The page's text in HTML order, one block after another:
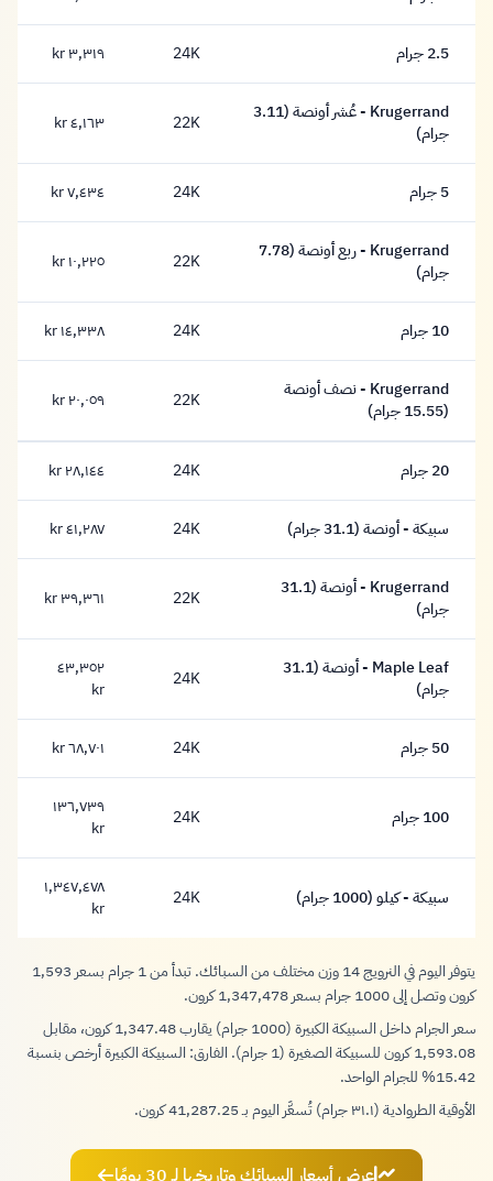
١,٥٩٣ كرون
2.5 جرام 24K ٣,٣١٩ كرون
٣,٣١٩ kr
Krugerrand - عُشر أونصة (3.11
جرام)
22K ٤,١٦٣ كرون
٤,١٦٣ kr
5 جرام 24K ٧,٤٣٤ كرون
٧,٤٣٤ kr
Krugerrand - ربع أونصة (7.78
جرام)
22K ١٠,٢٢٥ كرون
١٠,٢٢٥ kr
10 جرام 24K ١٤,٣٣٨ كرون
١٤,٣٣٨ kr
Krugerrand - نصف أونصة
(15.55 جرام)
22K ٢٠,٠٥٩ كرون
٢٠,٠٥٩ kr
20 جرام 24K ٢٨,١٤٤ كرون
٢٨,١٤٤ kr
سبيكة - أونصة (31.1 جرام) 24K ٤١,٢٨٧ كرون
٤١,٢٨٧ kr
Krugerrand - أونصة (31.1
جرام)
22K ٣٩,٣٦١ كرون
٣٩,٣٦١ kr
Maple Leaf - أونصة (31.1
جرام)
24K ٤٣,٣٥٢ كرون
٤٣,٣٥٢
kr
50 جرام 24K ٦٨,٧٠١ كرون
٦٨,٧٠١ kr
100 جرام 24K ١٣٦,٧٣٩ كرون
١٣٦,٧٣٩
kr
سبيكة - كيلو (1000 جرام) 24K ١,٣٤٧,٤٧٨ كرون
١,٣٤٧,٤٧٨
kr
يتوفر اليوم في النرويج 14 وزن مختلف من السبائك. تبدأ من 1 جرام بسعر 1,593
كرون وتصل إلى 1000 جرام بسعر 1,347,478 كرون.
سعر الجرام داخل السبيكة الكبيرة (1000 جرام) يقارب 1,347.48 كرون، مقابل
1,593.08 كرون للسبيكة الصغيرة (1 جرام). الفارق: السبيكة الكبيرة أرخص بنسبة
15.42% للجرام الواحد.
الأوقية الطروادية (٣١.١ جرام) تُسعَّر اليوم بـ 41,287.25 كرون.
عرض أسعار السبائك وتاريخها لـ 30 يومًا